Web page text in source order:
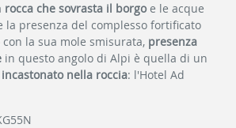
rocca che sovrasta il borgoe le acque
la presenza del complesso fortificato
la sua mole smisurata, presenza
in questo angolo di Alpi è quella di un
nella roccia: l'Hotel Ad